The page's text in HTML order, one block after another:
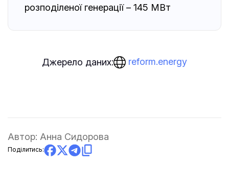
розподіленої генерації – 145 МВт
Джерело даних: reform.energy
Автор: Анна Сидорова
Поділитись: